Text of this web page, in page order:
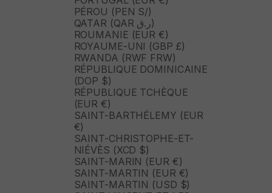
PÉROU (PEN S/)
QATAR (QAR ر.ق)
ROUMANIE (EUR €)
ROYAUME-UNI (GBP £)
RWANDA (RWF FRW)
RÉPUBLIQUE DOMINICAINE
(DOP $)
RÉPUBLIQUE TCHÈQUE
(EUR €)
SAINT-BARTHÉLEMY (EUR
€)
SAINT-CHRISTOPHE-ET-
NIÉVÈS (XCD $)
SAINT-MARIN (EUR €)
SAINT-MARTIN (EUR €)
SAINT-MARTIN (USD $)